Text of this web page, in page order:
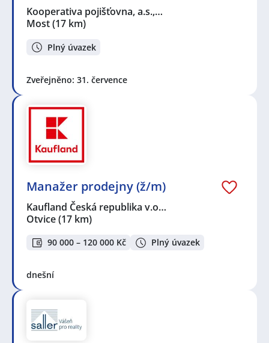
Kooperativa pojišťovna, a.s.,…
Most(17 km)
Plný úvazek
Zveřejněno: 31. července
Manažer prodejny (ž/m)
Kaufland Česká republika v.o…
Otvice(17 km)
90 000 – 120 000 Kč Plný úvazek
dnešní